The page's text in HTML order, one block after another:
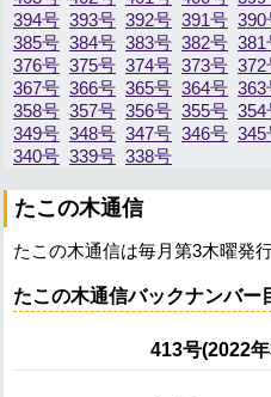
394号 393号 392号 391号 390
385号 384号 383号 382号 381
376号 375号 374号 373号 372
367号 366号 365号 364号 363
358号 357号 356号 355号 354
349号 348号 347号 346号 345
340号 339号 338号
たこの木通信
たこの木通信は毎月第3木曜発
たこの木通信バックナンバー
413号(2022